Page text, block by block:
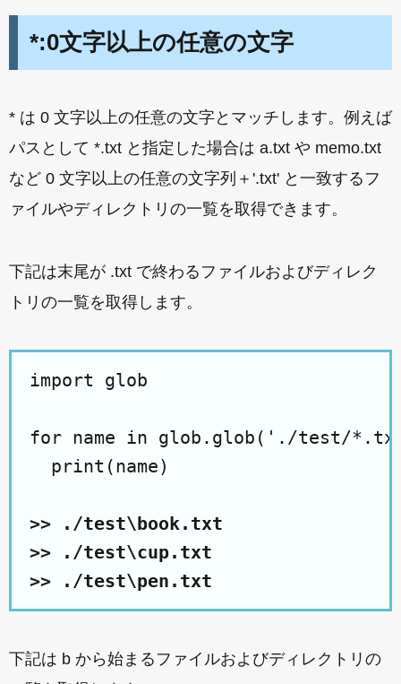
*:0文字以上の任意の文字
* は 0 文字以上の任意の文字とマッチします。例えば
パスとして *.txt と指定した場合は a.txt や memo.txt
など 0 文字以上の任意の文字列＋'.txt' と一致するフ
ァイルやディレクトリの一覧を取得できます。
下記は末尾が .txt で終わるファイルおよびディレク
トリの一覧を取得します。
import glob
for name in glob.glob('./test/
  print(name)
>> ./test\book.txt
>> ./test\cup.txt
>> ./test\pen.txt
下記は b から始まるファイルおよびディレクトリの